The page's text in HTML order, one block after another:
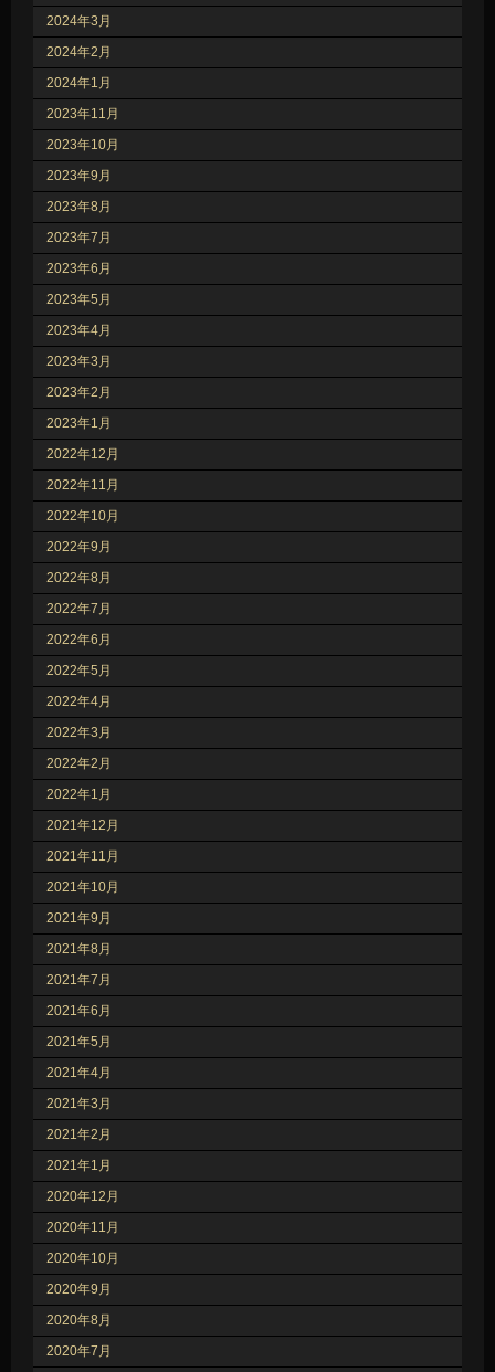
2024年3月
2024年2月
2024年1月
2023年11月
2023年10月
2023年9月
2023年8月
2023年7月
2023年6月
2023年5月
2023年4月
2023年3月
2023年2月
2023年1月
2022年12月
2022年11月
2022年10月
2022年9月
2022年8月
2022年7月
2022年6月
2022年5月
2022年4月
2022年3月
2022年2月
2022年1月
2021年12月
2021年11月
2021年10月
2021年9月
2021年8月
2021年7月
2021年6月
2021年5月
2021年4月
2021年3月
2021年2月
2021年1月
2020年12月
2020年11月
2020年10月
2020年9月
2020年8月
2020年7月